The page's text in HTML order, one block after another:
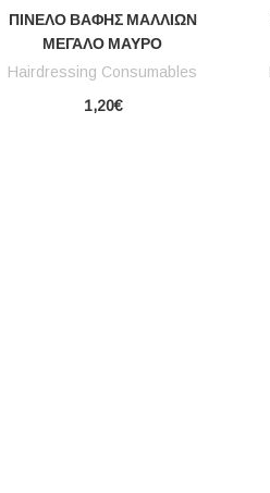
ΠΙΝΈΛΟ ΒΑΦΉΣ ΜΑΛΛΙΏΝ
ΜΕΓΆΛΟ ΜΑΎΡΟ
Hairdressing Consumables
1,20€